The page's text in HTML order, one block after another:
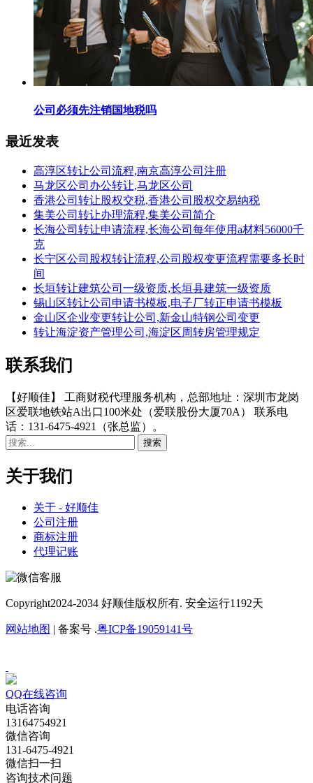
公司必须先注销国地税吗
最近发表
高淳区转让公司流程,南京高淳公司注册
马龙区公司办公转让,马龙区公司
香港公司转让股权交税,香港公司股权交易纳税
集美公司转让办理流程,集美公司简介
长海公司转让申请流程,长海公司每年使用a材料56000千
克
长宁区公司股权转让流程,公司股权变更流程需要多长时
间
长垣转让建筑公司一级资质,长垣县建筑一级资质
锡山区转让公司申请书模板,电子厂转正申请书模板
金山区企业变更转让公司,新金山特钢公司变更
转让海淀资产管理公司,海淀区周转房管理规定
联系我们
【好顺佳】 工商财税代理服务机构，总部地址：深圳市龙岗
区爱联地铁站A出口100米处（爱联股份大厦70A） 联系电
话：131-6475-4921（张总监）。
关于我们
关于 - 好顺佳
公司注册
商标注册
代理记账
Copyright2024-2034 好顺佳版权所有. 安全运行1192天
网站地图 | 备案号 .粤ICP备19059141号
QQ在线咨询
电话咨询
13164754921
微信咨询
131-6475-4921
微信扫一扫
咨询技术问题